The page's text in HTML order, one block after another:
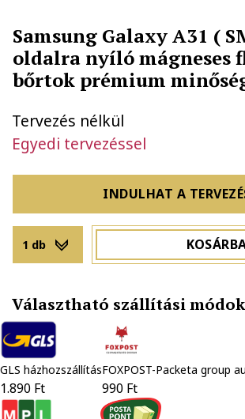
Samsung Galaxy A31 (
oldalra nyíló mágneses
bőrtok prémium
Tervezés nélkül
Egyedi tervezéssel
INDULHAT A
1 db
Választható szállítási módok
GLS házhozszállítás
1.890 Ft
FOXPOST-Packeta group
990 Ft